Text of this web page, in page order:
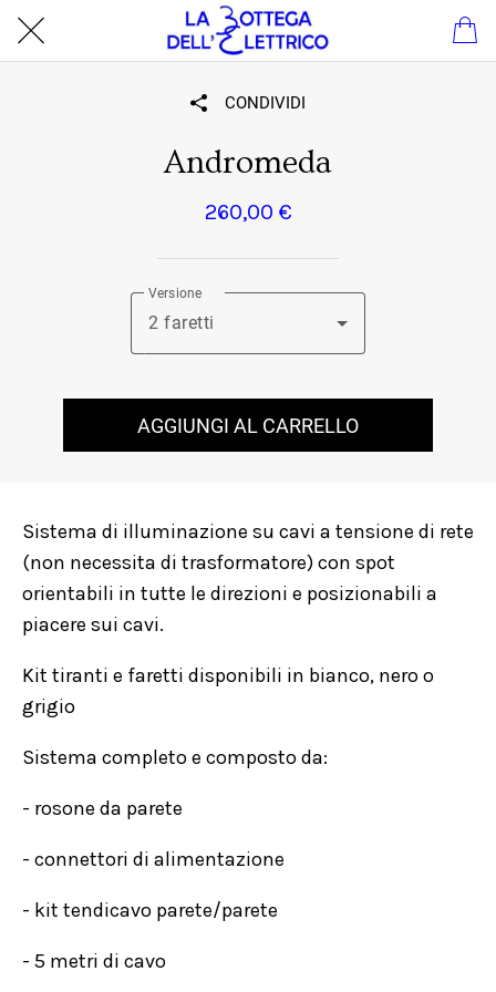
CONDIVIDI
Andromeda
260,00 €
Versione
2 faretti
AGGIUNGI AL CARRELLO
Sistema di illuminazione su cavi a tensione di rete
(non necessita di trasformatore) con spot
orientabili in tutte le direzioni e posizionabili a
piacere sui cavi.
Kit tiranti e faretti disponibili in bianco, nero o
grigio
Sistema completo e composto da:
- rosone da parete
- connettori di alimentazione
- kit tendicavo parete/parete
- 5 metri di cavo